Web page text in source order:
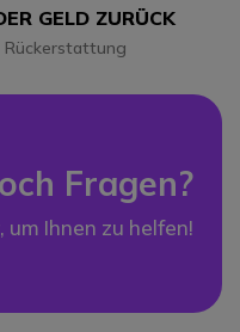
GELD ZURÜCK
Rückerstattung
Fragen?
um Ihnen zu helfen!